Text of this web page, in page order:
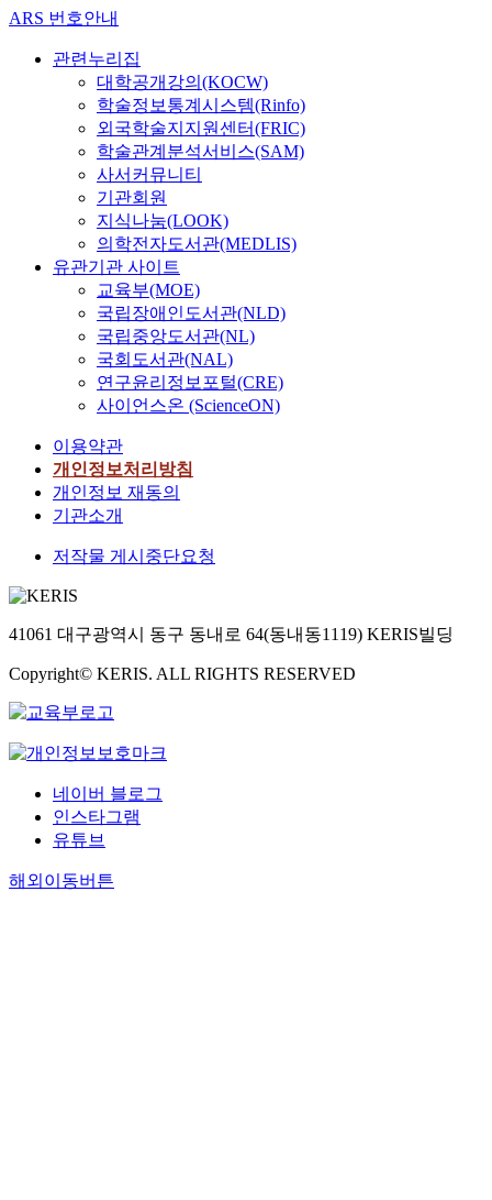
ARS 번호안내
관련누리집
대학공개강의(KOCW)
학술정보통계시스템(Rinfo)
외국학술지지원센터(FRIC)
학술관계분석서비스(SAM)
사서커뮤니티
기관회원
지식나눔(LOOK)
의학전자도서관(MEDLIS)
유관기관 사이트
교육부(MOE)
국립장애인도서관(NLD)
국립중앙도서관(NL)
국회도서관(NAL)
연구윤리정보포털(CRE)
사이언스온 (ScienceON)
이용약관
개인정보처리방침
개인정보 재동의
기관소개
저작물 게시중단요청
41061 대구광역시 동구 동내로 64(동내동1119) KERIS빌딩
Copyright© KERIS. ALL RIGHTS RESERVED
네이버 블로그
인스타그램
유튜브
해외이동버튼